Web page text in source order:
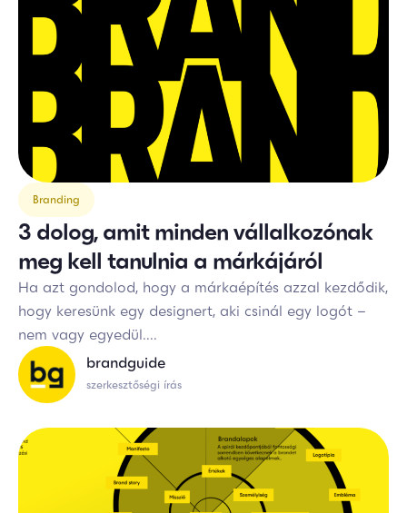
Branding
3 dolog, amit minden vállalkozónak
meg kell tanulnia a márkájáról
Ha azt gondolod, hogy a márkaépítés azzal kezdődik,
hogy keresünk egy designert, aki csinál egy logót –
nem vagy egyedül....
brandguide
szerkesztőségi írás